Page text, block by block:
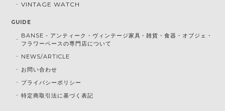
VINTAGE WATCH
GUIDE
BANSE - アンティーク・ヴィンテージ家具・雑貨・食器・オブジェ・
フラワーベースの専門店について
NEWS/ARTICLE
お問い合わせ
プライバシーポリシー
特定商取引法に基づく表記